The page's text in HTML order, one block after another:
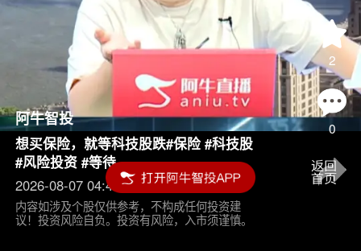
2
0
阿牛智投
想买保险，就等科技股跌#保险 #科技股
#风险投资 #等待
2026-08-07 04:45
内容如涉及个股仅供参考，不构成任何投资建
议！投资风险自负。投资有风险，入市须谨慎。